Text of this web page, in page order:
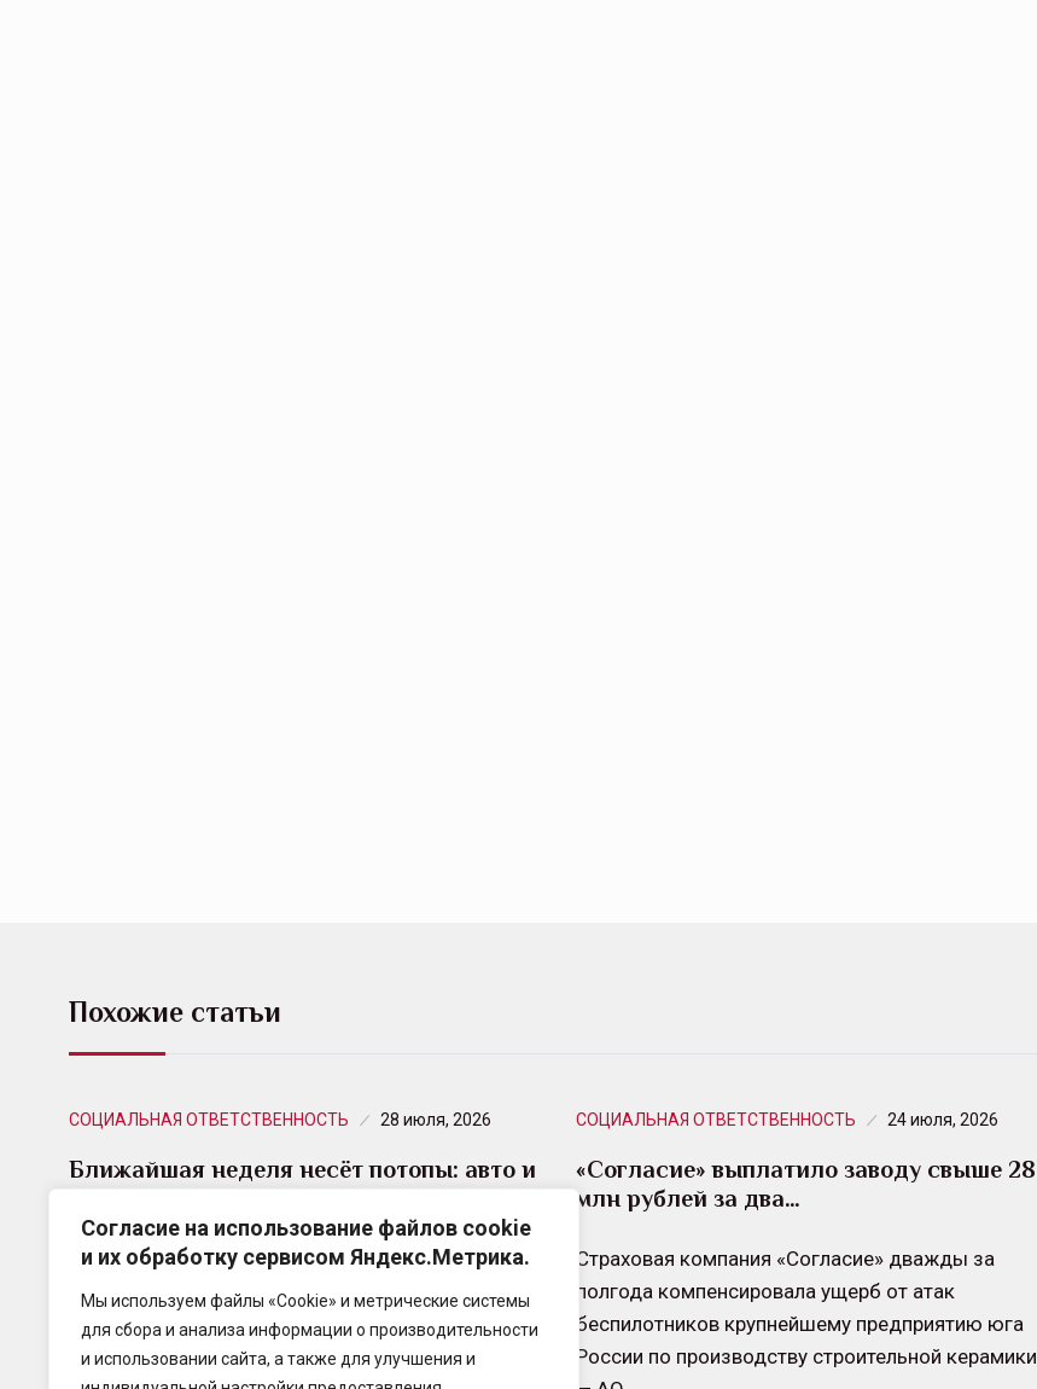
Согласие на использование файлов cookie
и их обработку сервисом Яндекс.Метрика.
Мы используем файлы «Cookie» и метрические системы
для сбора и анализа информации о производительности
и использовании сайта, а также для улучшения и
Похожие статьи
СОЦИАЛЬНАЯ ОТВЕТСТВЕННОСТЬ 28 июля, 2026
Ближайшая неделя несёт потопы: авто и
квартиры россиян под…
Ведущий специалист Центра погоды «Фобос»
Евгений Тишковец предупредил: за пять рабочих
дней на Москву обрушится месячная норма
осадков — до 80–88 миллиметров.
СОЦИАЛЬНАЯ ОТВЕТСТВЕННОСТЬ 24 июля, 2026
«Согласие» выплатило заводу свыше 28
млн рублей за два…
Страховая компания «Согласие» дважды за
полгода компенсировала ущерб от атак
беспилотников крупнейшему предприятию юга
России по производству строительной керамики